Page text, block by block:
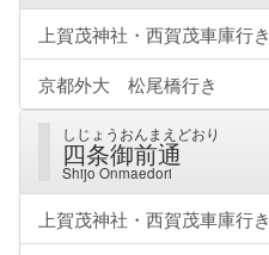
上賀茂神社・西賀茂車庫行き
京都外大 松尾橋行き
しじょうおんまえどおり
四条御前通
Shijo Onmaedori
上賀茂神社・西賀茂車庫行き